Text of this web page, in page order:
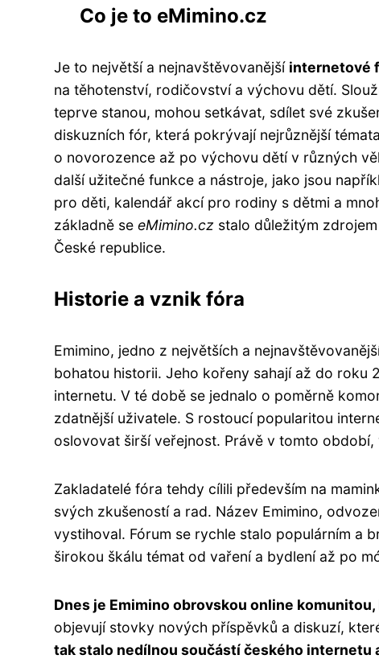
Co je to eMimino.cz
Je to největší a nejnavštěvovanější internetové
na těhotenství, rodičovství a výchovu dětí.
teprve stanou, mohou setkávat, sdílet své
diskuzních fór, která pokrývají nejrůznější
o novorozence až po výchovu dětí v různých
další užitečné funkce a nástroje, jako jsou
pro děti, kalendář akcí pro rodiny s dětmi a
základně se eMimino.cz stalo důležitým
České republice.
Historie a vznik fóra
Emimino, jedno z největších a
bohatou historii. Jeho kořeny sahají až do roku
internetu. V té době se jednalo o poměrně
zdatnější uživatele. S rostoucí popularitou
oslovovat širší veřejnost. Právě v tomto
Zakladatelé fóra tehdy cílili především na
svých zkušeností a rad. Název Emimino,
vystihoval. Fórum se rychle stalo populárním a
širokou škálu témat od vaření a bydlení až po
Dnes je Emimino obrovskou online
objevují stovky nových příspěvků a diskuzí,
tak stalo nedílnou součástí českého internetu